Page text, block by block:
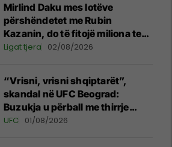
Mirlind Daku mes lotëve
përshëndetet me Rubin
Kazanin, do të fitojë miliona te
Spartak Moska
Ligat tjera 02/08/2026
“Vrisni, vrisni shqiptarët”,
skandal në UFC Beograd:
Buzukja u përball me thirrje
anti-shqiptare nga tribunat
UFC 01/08/2026